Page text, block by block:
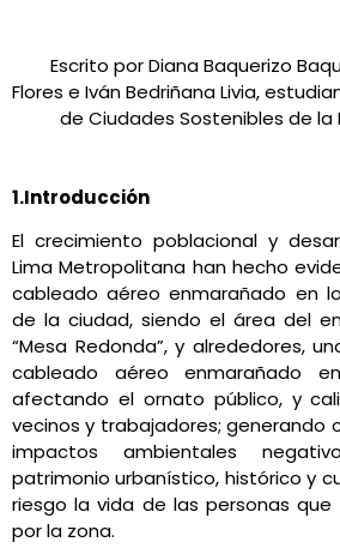
Escrito por Diana Baquerizo
Flores e Iván Bedriñana Livia,
de Ciudades Sostenibles de la
1.Introducción
El crecimiento poblacional y
Lima Metropolitana han hecho
cableado aéreo enmarañado en
de la ciudad, siendo el área del
“Mesa Redonda”, y alrededores,
cableado aéreo enmarañado
afectando el ornato público, y
vecinos y trabajadores; generando
impactos ambientales
patrimonio urbanístico, histórico y
riesgo la vida de las personas
por la zona.